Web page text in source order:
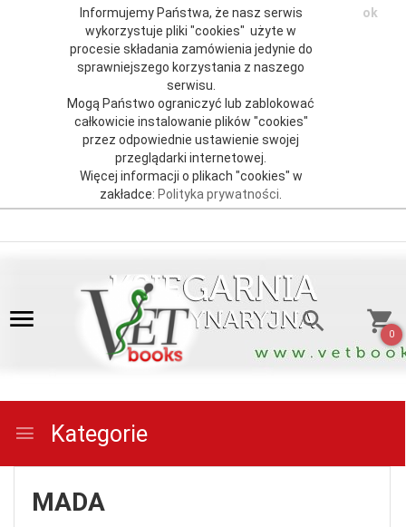
Informujemy Państwa, że nasz serwis
wykorzystuje pliki "cookies" użyte w
procesie składania zamówienia jedynie do
sprawniejszego korzystania z naszego
serwisu.
Mogą Państwo ograniczyć lub zablokować
całkowicie instalowanie plików "cookies"
przez odpowiednie ustawienie swojej
przeglądarki internetowej.
Więcej informacji o plikach "cookies" w
zakładce: Polityka prywatności.
ok
0
Kategorie
MADA